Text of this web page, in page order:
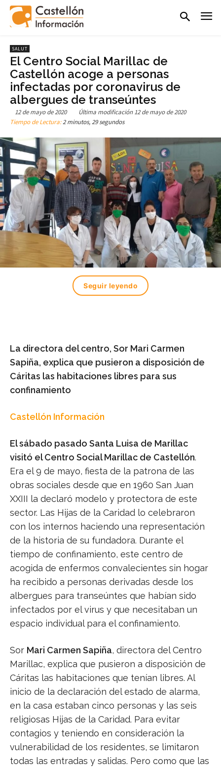
SALUT
El Centro Social Marillac de
Castellón acoge a personas
infectadas por coronavirus de
albergues de transeúntes
12 de mayo de 2020 Última modificación 12 de mayo de 2020
Tiempo de Lectura:2 minutos, 29 segundos
Seguir leyendo
La directora del centro, Sor Mari Carmen
Sapiña, explica que pusieron a disposición de
Cáritas las habitaciones libres para sus
confinamiento
Castellón Información
El sábado pasado Santa Luisa de Marillac
visitó el Centro Social Marillac de Castellón.
Era el 9 de mayo, fiesta de la patrona de las
obras sociales desde que en 1960 San Juan
XXIII la declaró modelo y protectora de este
sector. Las Hijas de la Caridad lo celebraron
con los internos haciendo una representación
de la historia de su fundadora. Durante el
tiempo de confinamiento, este centro de
acogida de enfermos convalecientes sin hogar
ha recibido a personas derivadas desde los
albergues para transeúntes que habían sido
infectados por el virus y que necesitaban un
espacio individual para el confinamiento.
Sor Mari Carmen Sapiña, directora del Centro
Marillac, explica que pusieron a disposición de
Cáritas las habitaciones que tenían libres. Al
inicio de la declaración del estado de alarma,
en la casa estaban cinco personas y las seis
religiosas Hijas de la Caridad. Para evitar
contagios y teniendo en consideración la
vulnerabilidad de los residentes, se limitaron
todas las entradas y salidas. Pero como que las